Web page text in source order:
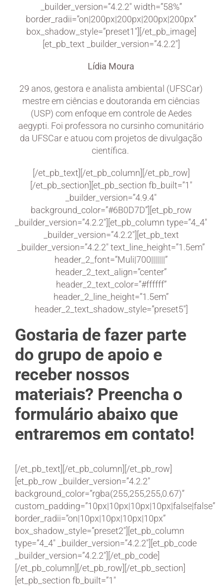
_builder_version=”4.2.2″ width=”58%”
border_radii=”on|200px|200px|200px|200px”
box_shadow_style=”preset1″][/et_pb_image]
[et_pb_text _builder_version=”4.2.2″]
Lídia Moura
29 anos, gestora e analista ambiental (UFSCar)
mestre em ciências e doutoranda em ciências
(USP) com enfoque em controle de Aedes
aegypti. Foi professora no cursinho comunitário
da UFSCar e atuou com projetos de divulgação
científica.
[/et_pb_text][/et_pb_column][/et_pb_row]
[/et_pb_section][et_pb_section fb_built=”1″
_builder_version=”4.9.4″
background_color=”#6B0D7D”][et_pb_row
_builder_version=”4.2.2″][et_pb_column type=”4_4″
_builder_version=”4.2.2″][et_pb_text
_builder_version=”4.2.2″ text_line_height=”1.5em”
header_2_font=”Muli|700|||||||”
header_2_text_align=”center”
header_2_text_color=”#ffffff”
header_2_line_height=”1.5em”
header_2_text_shadow_style=”preset5″]
Gostaria de fazer parte
do grupo de apoio e
receber nossos
materiais? Preencha o
formulário abaixo que
entraremos em contato!
[/et_pb_text][/et_pb_column][/et_pb_row]
[et_pb_row _builder_version=”4.2.2″
background_color=”rgba(255,255,255,0.67)”
custom_padding=”10px|10px|10px|10px|false|false”
border_radii=”on|10px|10px|10px|10px”
box_shadow_style=”preset2″][et_pb_column
type=”4_4″ _builder_version=”4.2.2″][et_pb_code
_builder_version=”4.2.2″] [/et_pb_code]
[/et_pb_column][/et_pb_row][/et_pb_section]
[et_pb_section fb_built=”1″